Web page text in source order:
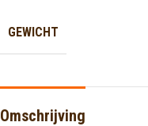
GEWICHT
Omschrijving